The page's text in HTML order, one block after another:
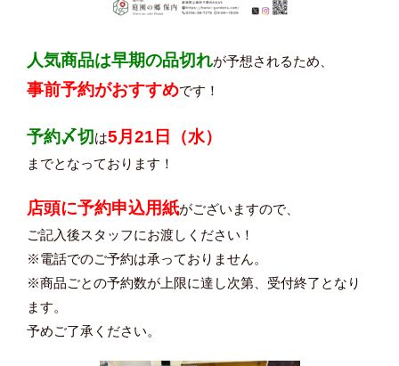
人気商品は早期の品切れが予想されるため、
事前予約がおすすめです！
予約〆切 は5月21日（水）
までとなっております！
店頭に予約申込用紙がございますので、
ご記入後スタッフにお渡しください！
※電話でのご予約は承っておりません。
※商品ごとの予約数が上限に達し次第、受付終了となり
ます。
予めご了承ください。